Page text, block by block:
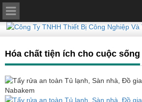
Hóa chất tiện ích cho cuộc sống